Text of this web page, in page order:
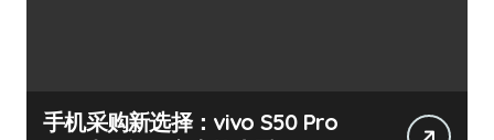
手机采购新选择：vivo S50 Pro